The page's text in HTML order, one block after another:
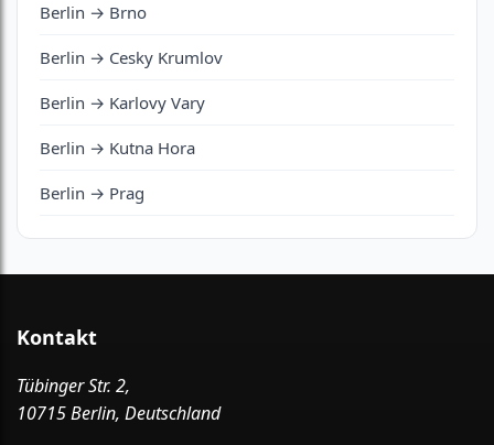
Berlin → Brno
Berlin → Cesky Krumlov
Berlin → Karlovy Vary
Berlin → Kutna Hora
Berlin → Prag
Kontakt
Tübinger Str. 2,
10715 Berlin, Deutschland